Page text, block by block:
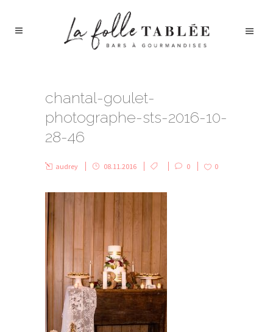
chantal-goulet-
photographe-sts-2016-10-
28-46
audrey 08.11.2016 0 0